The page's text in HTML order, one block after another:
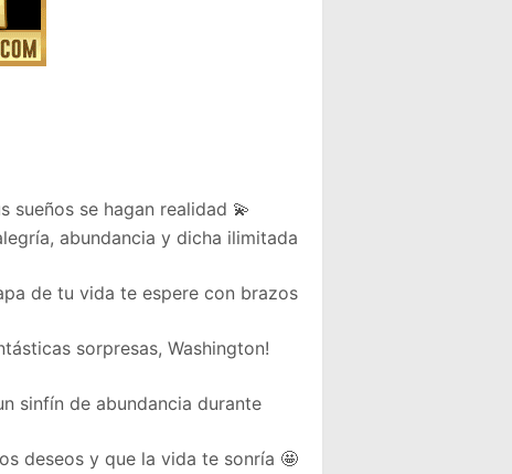
sueños se hagan realidad 💫
abundancia y dicha ilimitada
de tu vida te espere con brazos
sorpresas, Washington!
sinfín de abundancia durante
deseos y que la vida te sonría 🤩